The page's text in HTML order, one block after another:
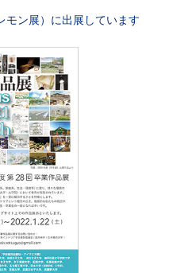
モン展）に出展しています